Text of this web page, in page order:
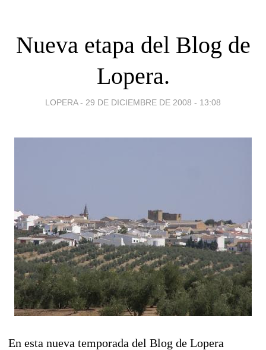
Nueva etapa del Blog de
Lopera.
LOPERA - 29 DE DICIEMBRE DE 2008 - 13:08
En esta nueva temporada del Blog de Lopera